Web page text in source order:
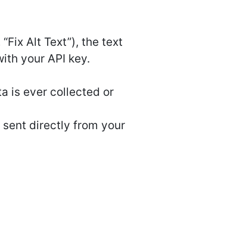
Alt Text”), the text
your API key.
is ever collected or
sent directly from your